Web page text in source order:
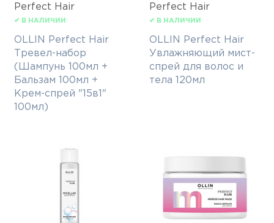
Perfect Hair
✔ В НАЛИЧИИ
OLLIN Perfect Hair
Тревел-набор
(Шампунь 100мл +
Бальзам 100мл +
Крем-спрей "15в1"
100мл)
Perfect Hair
✔ В НАЛИЧИИ
OLLIN Perfect Hair
Увлажняющий мист-
спрей для волос и
тела 120мл